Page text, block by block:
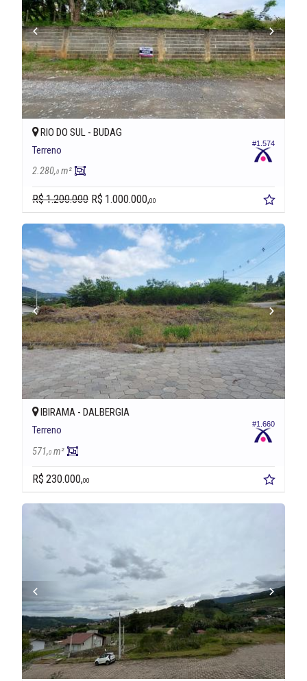
#1.574
RIO DO SUL - BUDAG
Terreno
2.280,0 m²
R$ 1.200.000 R$ 1.000.000,00
#1.660
IBIRAMA - DALBERGIA
Terreno
571,0 m²
R$ 230.000,00